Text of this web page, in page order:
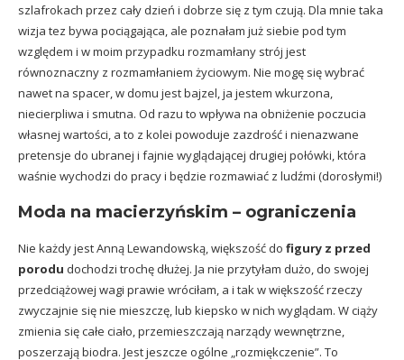
szlafrokach przez cały dzień i dobrze się z tym czują. Dla mnie taka
wizja tez bywa pociągająca, ale poznałam już siebie pod tym
względem i w moim przypadku rozmamłany strój jest
równoznaczny z rozmamłaniem życiowym. Nie mogę się wybrać
nawet na spacer, w domu jest bajzel, ja jestem wkurzona,
niecierpliwa i smutna. Od razu to wpływa na obniżenie poczucia
własnej wartości, a to z kolei powoduje zazdrość i nienazwane
pretensje do ubranej i fajnie wyglądającej drugiej połówki, która
waśnie wychodzi do pracy i będzie rozmawiać z ludźmi (dorosłymi!)
Moda na macierzyńskim – ograniczenia
Nie każdy jest Anną Lewandowską, większość do figury z przed
porodu dochodzi trochę dłużej. Ja nie przytyłam dużo, do swojej
przedciążowej wagi prawie wróciłam, a i tak w większość rzeczy
zwyczajnie się nie mieszczę, lub kiepsko w nich wyglądam. W ciąży
zmienia się całe ciało, przemieszczają narządy wewnętrzne,
poszerzają biodra. Jest jeszcze ogólne „rozmiękczenie”. To